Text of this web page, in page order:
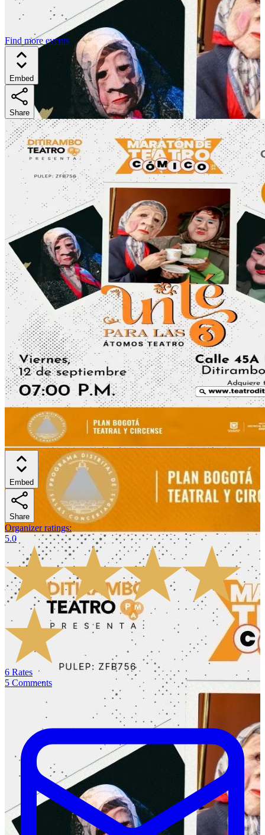
Find more events
Embed
Share
Embed
Share
Organizer ratings:
5.0
6 Rates
5 Comments